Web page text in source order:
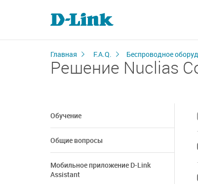
Главная F.A.Q. Беспроводное
Решение Nuclias
Обучение
Общие вопросы
Мобильное приложение D-Link
Assistant